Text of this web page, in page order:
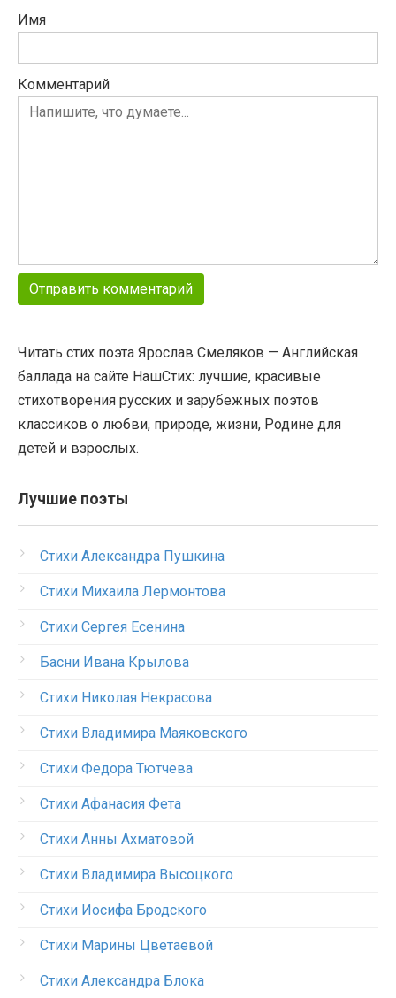
Имя
Комментарий
Читать стих поэта Ярослав Смеляков — Английская
баллада на сайте НашСтих: лучшие, красивые
стихотворения русских и зарубежных поэтов
классиков о любви, природе, жизни, Родине для
детей и взрослых.
Лучшие поэты
Стихи Александра Пушкина
Стихи Михаила Лермонтова
Стихи Сергея Есенина
Басни Ивана Крылова
Стихи Николая Некрасова
Стихи Владимира Маяковского
Стихи Федора Тютчева
Стихи Афанасия Фета
Стихи Анны Ахматовой
Стихи Владимира Высоцкого
Стихи Иосифа Бродского
Стихи Марины Цветаевой
Стихи Александра Блока